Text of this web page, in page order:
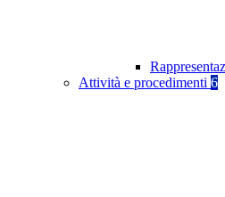
Attività e procedimenti 6